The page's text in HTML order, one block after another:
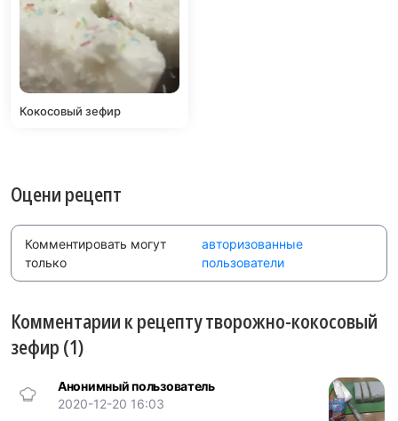
Кокосовый зефир
Оцени рецепт
Комментировать могут
только
авторизованные
пользователи
Комментарии к рецепту творожно-кокосовый
зефир (1)
Анонимный пользователь
2020-12-20 16:03